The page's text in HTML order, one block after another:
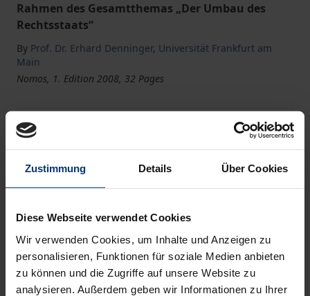
Zustimmung Details Über Cookies
Diese Webseite verwendet Cookies
Wir verwenden Cookies, um Inhalte und Anzeigen zu
personalisieren, Funktionen für soziale Medien anbieten
zu können und die Zugriffe auf unsere Website zu
analysieren. Außerdem geben wir Informationen zu Ihrer
Rahmen des Gesamtthemas „Der Umbau des
Rechtsstaats“
By Prof. Dr. Erhard Denninger, Universität Frankfurt am
Main
Nomos, 1. Edition 2008, 32 Pages
Prävention und Freiheit
Book
€8.00
ISBN 978-3-8329-3504-7
Not available
eBook
ISBN 978-3-8452-0777-3
Available